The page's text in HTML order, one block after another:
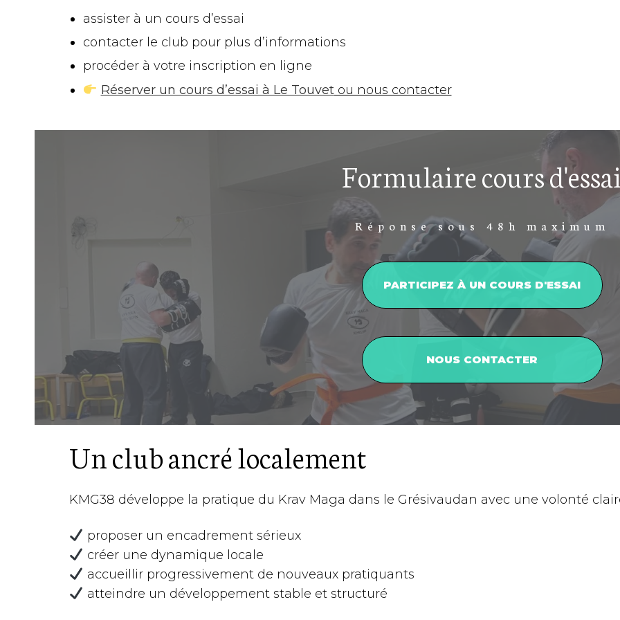
assister à un cours d’essai
contacter le club pour plus d’informations
procéder à votre inscription en ligne
Réserver un cours d’essai à Le Touvetou nous contacter
Formulaire cours
Réponse sous 48h maximum
PARTICIPEZ À UN COURS D'ESSAI
NOUS CONTACTER
Un club ancré localement
KMG38 développe la pratique du Krav Maga dans le Grésivaudan avec une volonté
proposer un encadrement sérieux
créer une dynamique locale
accueillir progressivement de nouveaux pratiquants
atteindre un développement stable et structuré